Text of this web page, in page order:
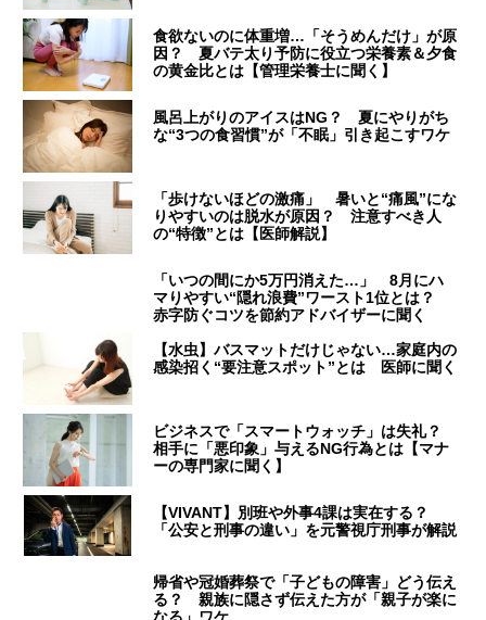
食欲ないのに体重増…「そうめんだけ」が原
因？ 夏バテ太り予防に役立つ栄養素＆夕食
の黄金比とは【管理栄養士に聞く】
風呂上がりのアイスはNG？ 夏にやりがち
な“3つの食習慣”が「不眠」引き起こすワケ
「歩けないほどの激痛」 暑いと“痛風”にな
りやすいのは脱水が原因？ 注意すべき人
の“特徴”とは【医師解説】
「いつの間にか5万円消えた…」 8月にハ
マりやすい“隠れ浪費”ワースト1位とは？
赤字防ぐコツを節約アドバイザーに聞く
【水虫】バスマットだけじゃない…家庭内の
感染招く“要注意スポット”とは 医師に聞く
ビジネスで「スマートウォッチ」は失礼？
相手に「悪印象」与えるNG行為とは【マナ
ーの専門家に聞く】
【VIVANT】別班や外事4課は実在する？
「公安と刑事の違い」を元警視庁刑事が解説
帰省や冠婚葬祭で「子どもの障害」どう伝え
る？ 親族に隠さず伝えた方が「親子が楽に